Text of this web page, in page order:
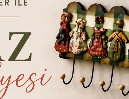
MULTİ
Renk